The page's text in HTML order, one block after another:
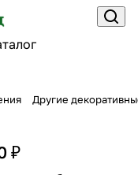
Другие
₽